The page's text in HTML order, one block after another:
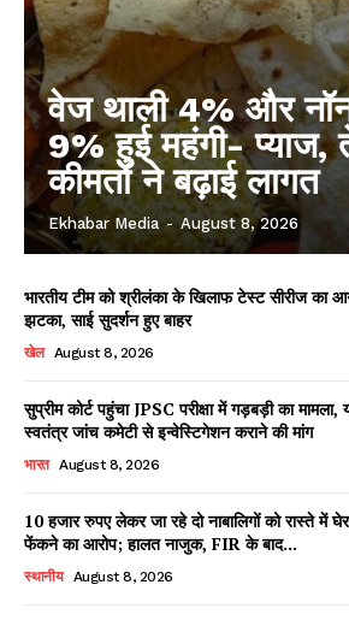
वेज थाली 4% और
9% हुई महंगी-
कीमतों ने बढ़ाई लागत
Ekhabar Media - August 8, 2026
भारतीय टीम को श्रीलंका के खिलाफ टेस्ट सीरीज का
झटका, साई सुदर्शन हुए बाहर
खेल August 8, 2026
सुप्रीम कोर्ट पहुंचा JPSC परीक्षा में गड़बड़ी का
स्वतंत्र जांच कमेटी से इन्वेस्टिगेशन कराने की मांग
भारत August 8, 2026
10 हजार रुपए लेकर जा रहे दो नाबालिगों को रास्ते में
फेंकने का आरोप; हालत नाजुक, FIR के बाद...
स्थानीय August 8, 2026